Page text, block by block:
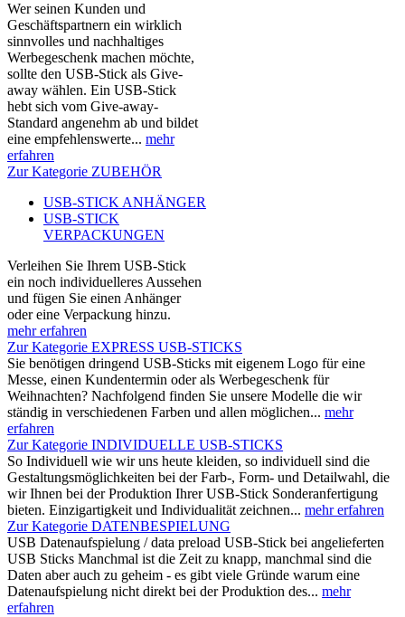
Wer seinen Kunden und
Geschäftspartnern ein wirklich
sinnvolles und nachhaltiges
Werbegeschenk machen möchte,
sollte den USB-Stick als Give-
away wählen. Ein USB-Stick
hebt sich vom Give-away-
Standard angenehm ab und bildet
eine empfehlenswerte... mehr
erfahren
Zur Kategorie ZUBEHÖR
USB-STICK ANHÄNGER
USB-STICK
VERPACKUNGEN
Verleihen Sie Ihrem USB-Stick
ein noch individuelleres Aussehen
und fügen Sie einen Anhänger
oder eine Verpackung hinzu.
mehr erfahren
Zur Kategorie EXPRESS USB-STICKS
Sie benötigen dringend USB-Sticks mit eigenem Logo für eine
Messe, einen Kundentermin oder als Werbegeschenk für
Weihnachten? Nachfolgend finden Sie unsere Modelle die wir
ständig in verschiedenen Farben und allen möglichen... mehr
erfahren
Zur Kategorie INDIVIDUELLE USB-STICKS
So Individuell wie wir uns heute kleiden, so individuell sind die
Gestaltungsmöglichkeiten bei der Farb-, Form- und Detailwahl, die
wir Ihnen bei der Produktion Ihrer USB-Stick Sonderanfertigung
bieten. Einzigartigkeit und Individualität zeichnen... mehr erfahren
Zur Kategorie DATENBESPIELUNG
USB Datenaufspielung / data preload USB-Stick bei angelieferten
USB Sticks Manchmal ist die Zeit zu knapp, manchmal sind die
Daten aber auch zu geheim - es gibt viele Gründe warum eine
Datenaufspielung nicht direkt bei der Produktion des... mehr
erfahren